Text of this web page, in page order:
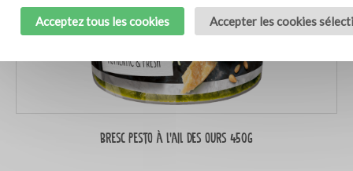
Acceptez tous les cookies Accepter les cookies
Bresc Pesto à l’ail des ours 450g